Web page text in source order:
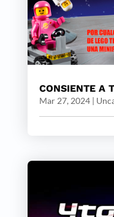
CONSIENTE A
Mar 27, 2024|